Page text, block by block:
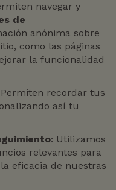
navegar y
de
anónima sobre
como las páginas
la funcionalidad
Permiten recordar tus
así tu
: Utilizamos
relevantes para
eficacia de nuestras